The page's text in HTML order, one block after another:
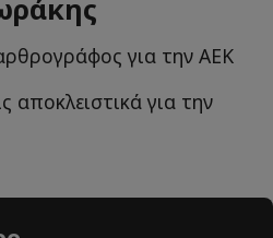
για την ΑΕΚ
αποκλειστικά για την